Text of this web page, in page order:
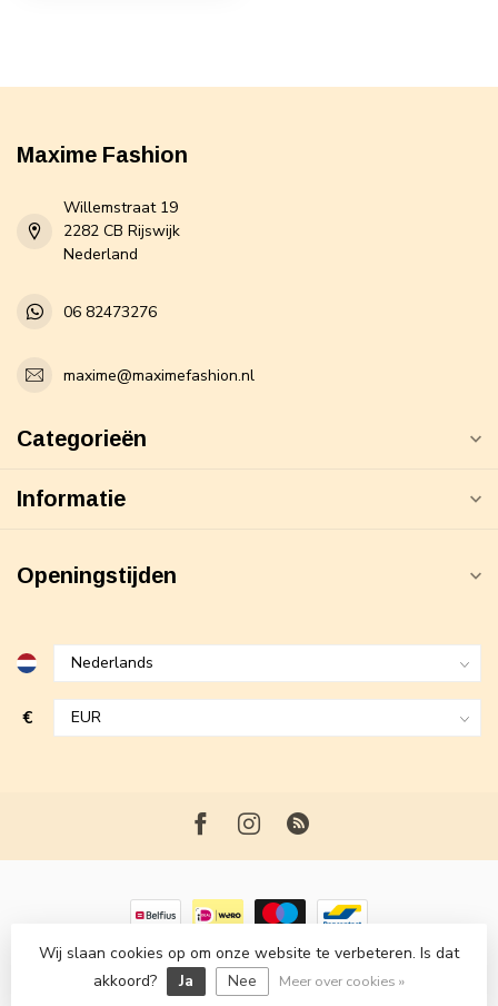
Maxime Fashion
Willemstraat 19
2282 CB Rijswijk
Nederland
06 82473276
maxime@maximefashion.nl
Categorieën
Informatie
Openingstijden
€
© Copyright 2026 Maxime Fashion- Powered byLightspeed-
Lightspeed design
Dyvelopment
Wij slaan cookies op om onze website te verbeteren. Is dat
akkoord?
Ja Nee Meer over cookies »